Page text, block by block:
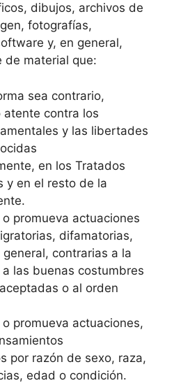
dibujos, archivos de
fotografías,
y, en general,
de material que:
sea contrario,
atente contra los
y las libertades
en los Tratados
y en el resto de la
promueva actuaciones
difamatorias,
contrarias a la
las buenas costumbres
o al orden
promueva actuaciones,
por razón de sexo, raza,
edad o condición.